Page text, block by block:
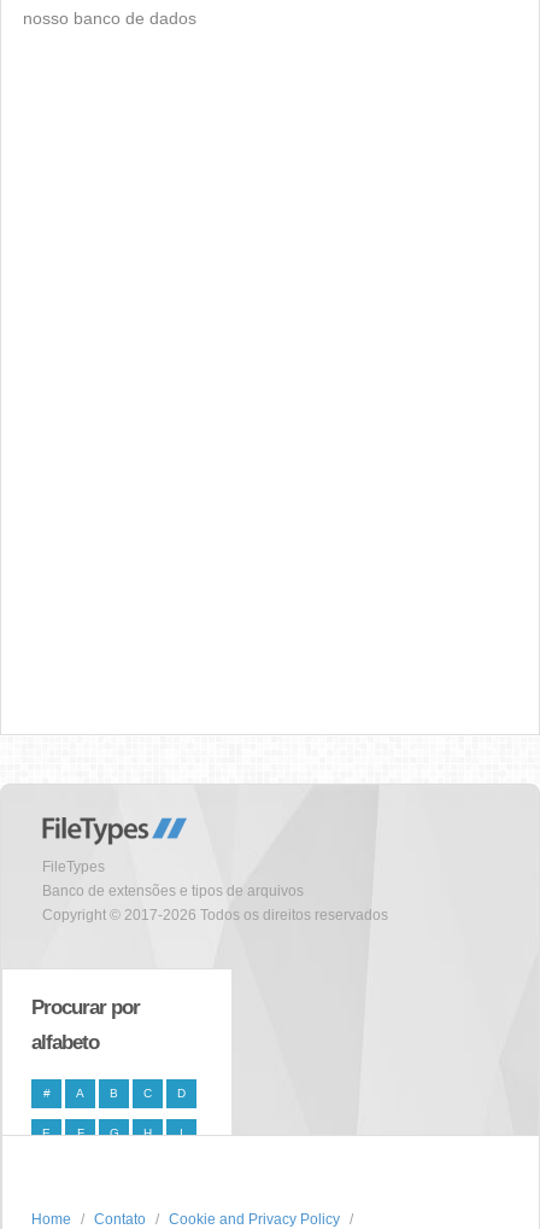
nosso banco de dados
FileTypes
Banco de extensões e tipos de arquivos
Copyright © 2017-2026 Todos os direitos reservados
Procurar por
alfabeto
# A B C D
E F G H I
P S
Home Contato Cookie and Privacy Policy